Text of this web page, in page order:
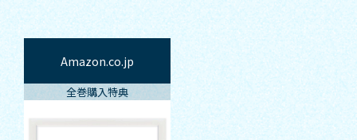
Amazon.co.jp
全巻購入特典